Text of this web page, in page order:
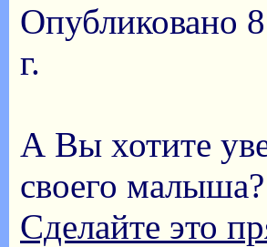
Опубликовано
г.
А Вы хотите
своего малыша?
Сделайте это